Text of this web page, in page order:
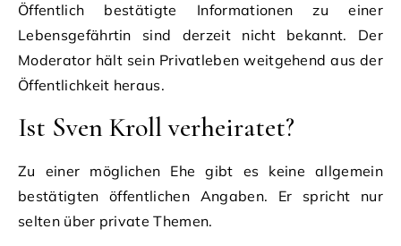
Öffentlich bestätigte Informationen zu einer
Lebensgefährtin sind derzeit nicht bekannt. Der
Moderator hält sein Privatleben weitgehend aus der
Öffentlichkeit heraus.
Ist Sven Kroll verheiratet?
Zu einer möglichen Ehe gibt es keine allgemein
bestätigten öffentlichen Angaben. Er spricht nur
selten über private Themen.